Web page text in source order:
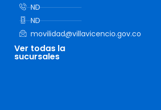
ND
ND
movilidad@villavicencio.gov.co
Ver todas la
sucursales